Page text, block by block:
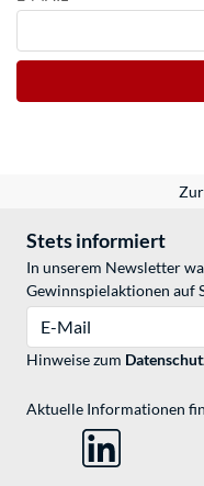
Stets informiert
In unserem Newsletter
Gewinnspielaktionen auf
Hinweise zum
Aktuelle Informationen